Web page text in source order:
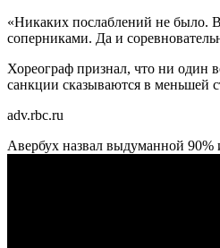
«Никаких послаблений не было.
соперниками. Да и
Хореограф признал, что ни один
санкции сказываются в меньшей
adv.rbc.ru
Авербух назвал выдуманной